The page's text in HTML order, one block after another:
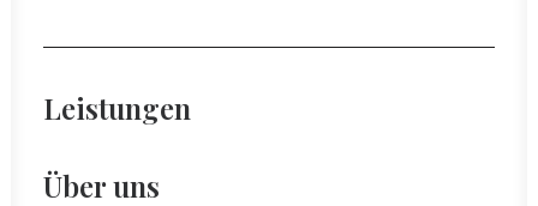
Leistungen
Über uns